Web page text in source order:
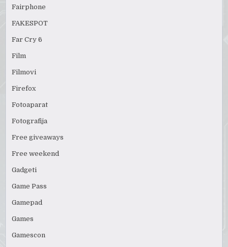
Fairphone
FAKESPOT
Far Cry 6
Film
Filmovi
Firefox
Fotoaparat
Fotografija
Free giveaways
Free weekend
Gadgeti
Game Pass
Gamepad
Games
Gamescon